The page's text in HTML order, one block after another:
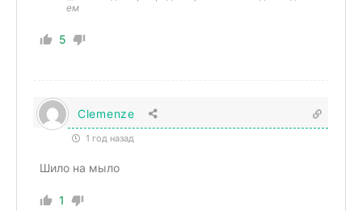
ем
5
Clemenze
1 год назад
Шило на мыло
1